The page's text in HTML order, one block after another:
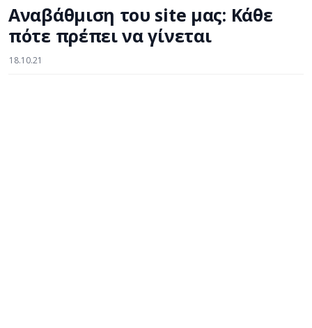
Αναβάθμιση του site μας: Κάθε
πότε πρέπει να γίνεται
18.10.21